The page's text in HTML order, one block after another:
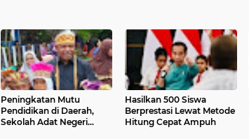
Peningkatan Mutu
Pendidikan di Daerah,
Sekolah Adat Negeri
Hasilkan 500 Siswa
Berprestasi Lewat Metode
Hitung Cepat Ampuh